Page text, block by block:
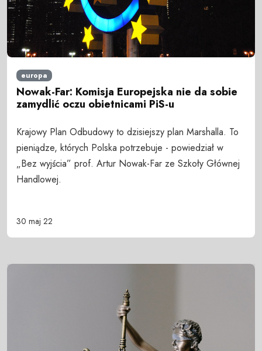
europa
Nowak-Far: Komisja Europejska nie da sobie
zamydlić oczu obietnicami PiS-u
Krajowy Plan Odbudowy to dzisiejszy plan Marshalla. To
pieniądze, których Polska potrzebuje - powiedział w
„Bez wyjścia” prof. Artur Nowak-Far ze Szkoły Głównej
Handlowej.
30 maj 22